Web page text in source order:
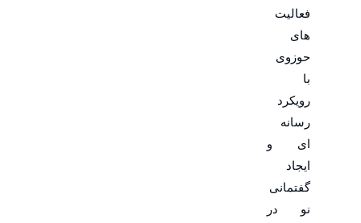
فعالیت
های
حوزوی
رویکرد
رسانه
ای و
ایجاد
گفتمانی
نو در